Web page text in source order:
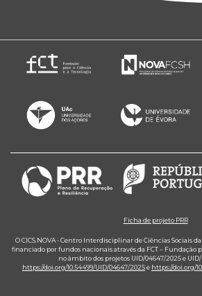
Ficha de projeto PRR
O CICS.NOVA - Centro Interdisciplinar de Ciências Sociais
financiado por fundos nacionais através da FCT – Fundação
no âmbito dos projetos UID/04647/2025 e UID/
https://doi.org/10.54499/UID/04647/2025e https://doi.org/